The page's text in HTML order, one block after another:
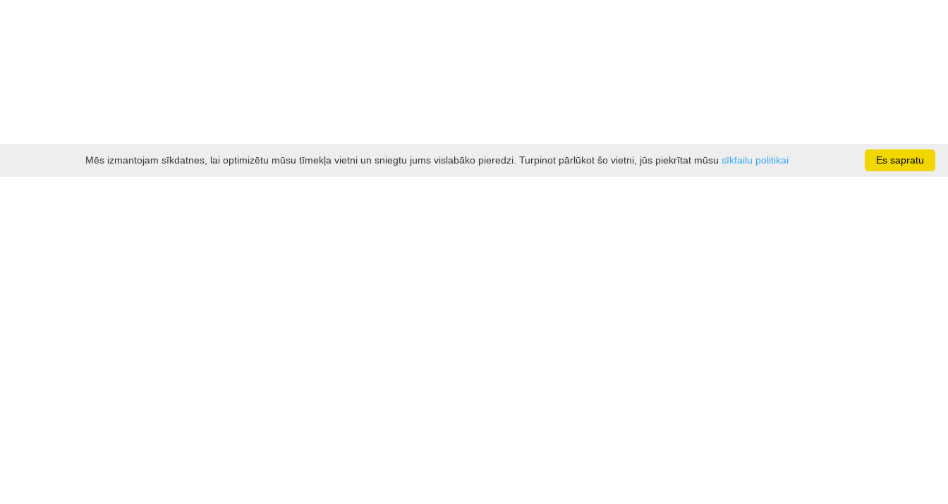
Es sapratu
Mēs izmantojam sīkdatnes, lai optimizētu mūsu tīmekļa vietni un sniegtu jums vislabāko pieredzi. Turpinot pārlūkot šo vietni, jūs piekrītat mūsu sīkfailu politikai